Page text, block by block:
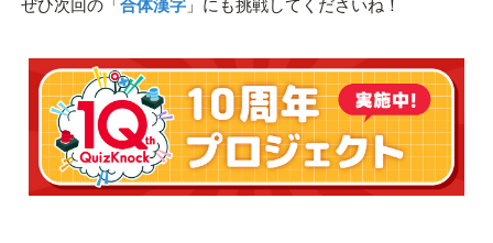
ぜひ次回の「合体漢字」にも挑戦してくださいね！